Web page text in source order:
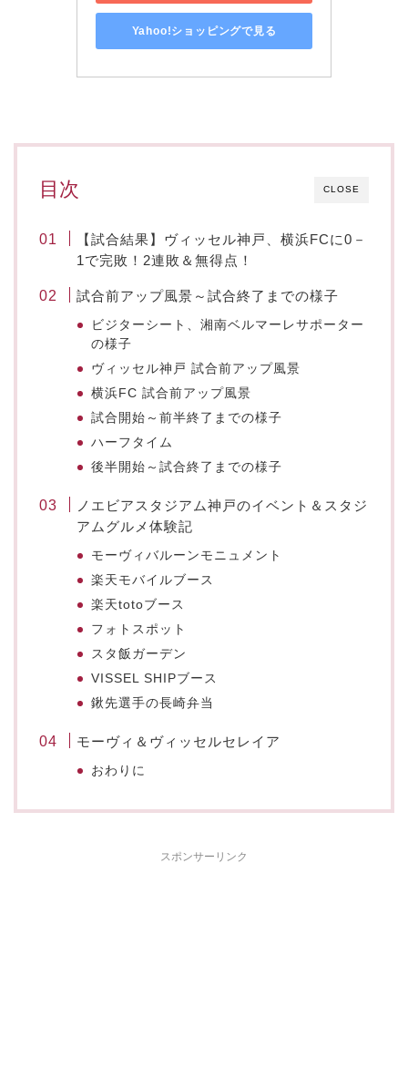
Yahoo!ショッピングで見る
CLOSE
目次
【試合結果】ヴィッセル神戸、横浜FCに0－
1で完敗！2連敗＆無得点！
試合前アップ風景～試合終了までの様子
ビジターシート、湘南ベルマーレサポーター
の様子
ヴィッセル神戸 試合前アップ風景
横浜FC 試合前アップ風景
試合開始～前半終了までの様子
ハーフタイム
後半開始～試合終了までの様子
ノエビアスタジアム神戸のイベント＆スタジ
アムグルメ体験記
モーヴィバルーンモニュメント
楽天モバイルブース
楽天totoブース
フォトスポット
スタ飯ガーデン
VISSEL SHIPブース
鍬先選手の長崎弁当
モーヴィ＆ヴィッセルセレイア
おわりに
スポンサーリンク